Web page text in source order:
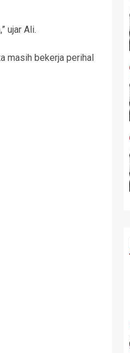
ujar Ali.
masih bekerja perihal